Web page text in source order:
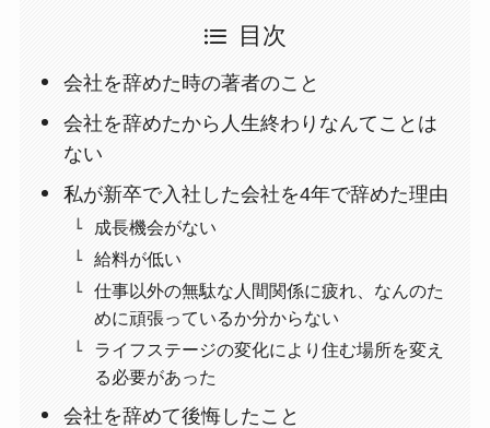
目次
会社を辞めた時の著者のこと
会社を辞めたから人生終わりなんてことは
ない
私が新卒で入社した会社を4年で辞めた理由
成長機会がない
給料が低い
仕事以外の無駄な人間関係に疲れ、なんのた
めに頑張っているか分からない
ライフステージの変化により住む場所を変え
る必要があった
会社を辞めて後悔したこと